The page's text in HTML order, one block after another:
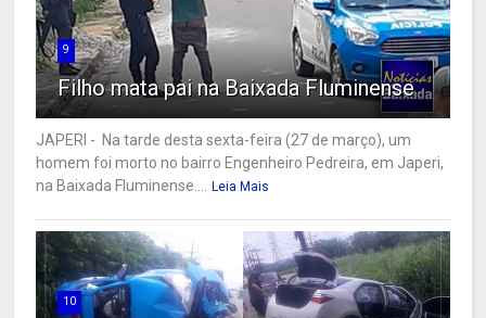
9
Filho mata pai na Baixada Fluminense
JAPERI - Na tarde desta sexta-feira (27 de março), um
homem foi morto no bairro Engenheiro Pedreira, em Japeri,
na Baixada Fluminense....
Leia Mais
10